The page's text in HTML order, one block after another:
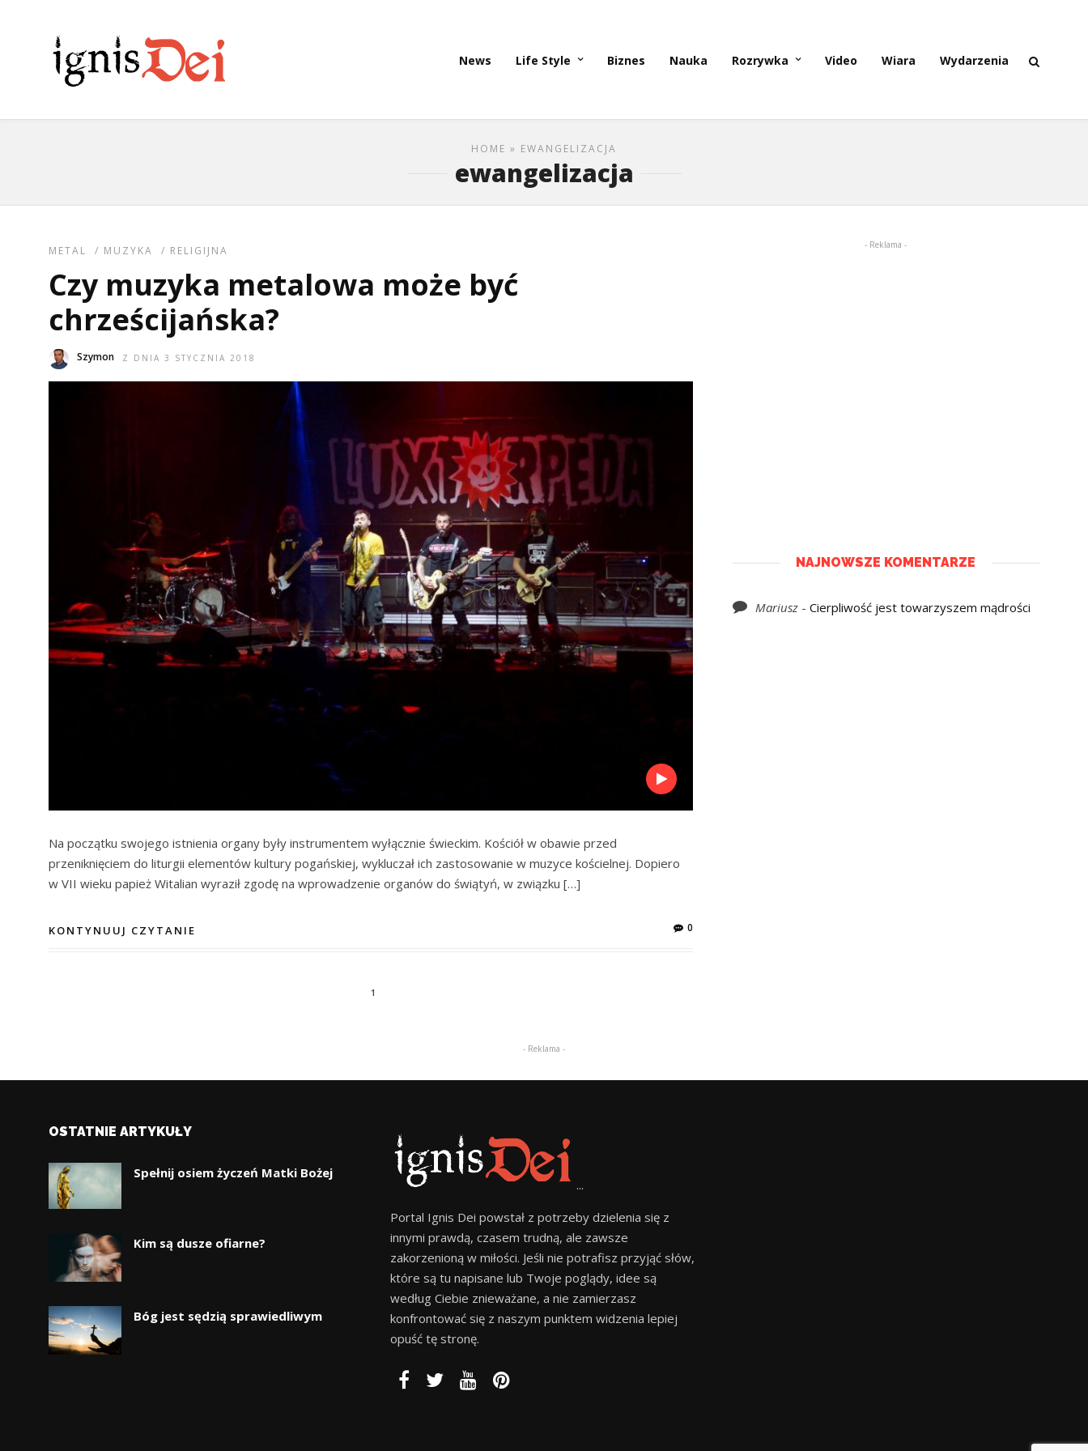
News Life Style Biznes Nauka Rozrywka Video Wiara Wydarzenia
HOME » EWANGELIZACJA
ewangelizacja
METAL / MUZYKA / RELIGIJNA
Czy muzyka metalowa może być
chrześcijańska?
Szymon Z DNIA 3 STYCZNIA 2018
Na początku swojego istnienia organy były instrumentem wyłącznie świeckim. Kościół w obawie przed
przeniknięciem do liturgii elementów kultury pogańskiej, wykluczał ich zastosowanie w muzyce kościelnej. Dopiero
w VII wieku papież Witalian wyraził zgodę na wprowadzenie organów do świątyń, w związku […]
KONTYNUUJ CZYTANIE 0
1
- Reklama -
NAJNOWSZE KOMENTARZE
Mariusz- Cierpliwość jest towarzyszem mądrości
- Reklama -
OSTATNIE ARTYKUŁY
Spełnij osiem życzeń Matki Bożej
Kim są dusze ofiarne?
Bóg jest sędzią sprawiedliwym
...
Portal Ignis Dei powstał z potrzeby dzielenia się z
innymi prawdą, czasem trudną, ale zawsze
zakorzenioną w miłości. Jeśli nie potrafisz przyjąć słów,
które są tu napisane lub Twoje poglądy, idee są
według Ciebie znieważane, a nie zamierzasz
konfrontować się z naszym punktem widzenia lepiej
opuść tę stronę.